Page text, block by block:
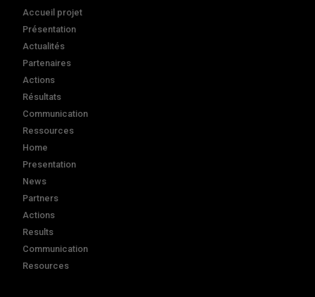
Accueil projet
Présentation
Actualités
Partenaires
Actions
Résultats
Communication
Ressources
Home
Presentation
News
Partners
Actions
Results
Communication
Resources